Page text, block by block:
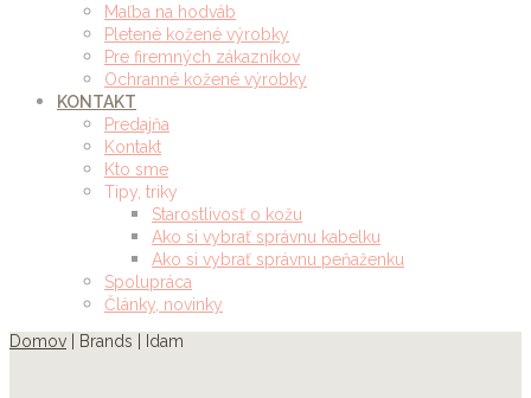
Maľba na hodváb
Pletené kožené výrobky
Pre firemných zákazníkov
Ochranné kožené výrobky
KONTAKT
Predajňa
Kontakt
Kto sme
Tipy, triky
Starostlivosť o kožu
Ako si vybrať správnu kabelku
Ako si vybrať správnu peňaženku
Spolupráca
Články, novinky
Domov | Brands | Idam